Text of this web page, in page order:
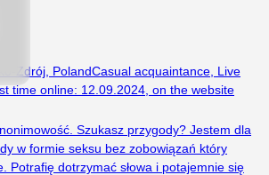
Zdrój, PolandCasual acquaintance Live
time online: 12.09.2024 on the website
Szukasz przygody? Jestem dla
w formie seksu bez zobowiązań który
Potrafię dotrzymać słowa i potajemnie się